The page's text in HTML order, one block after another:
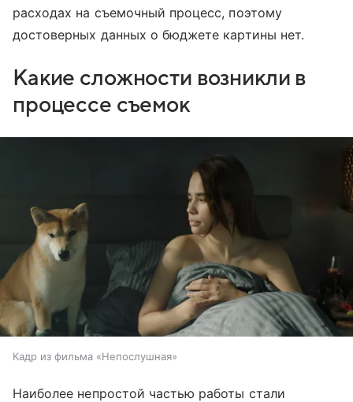
расходах на съемочный процесс, поэтому
достоверных данных о бюджете картины нет.
Какие сложности возникли в
процессе съемок
Кадр из фильма «Непослушная»
Наиболее непростой частью работы стали